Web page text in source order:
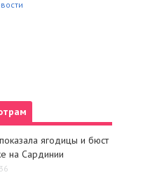
ягодицы и бюст
на Сардинии